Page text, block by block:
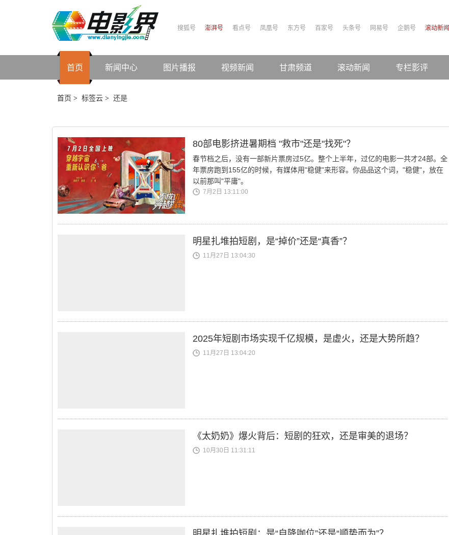
搜狐号 澎湃号 看点号 凤凰号 东方号 百家号 头条号 网易号 企鹅号 滚动新闻
首页 新闻中心 图片播报 视频新闻 甘肃频道 滚动新闻 专栏影评
首页 > 标签云 > 还是
80部电影挤进暑期档 "救市"还是"找死"？
春节档之后，没有一部新片票房过5亿。整个上半年，过亿的电影一共才24部。全
年票房跑到155亿的时候，有媒体用"稳健"来形容。你品品这个词，"稳健"，放在
以前那叫"平庸"。
7月2日 13:11:00
明星扎堆拍短剧，是“掉价”还是“真香”？
11月27日 13:04:30
2025年短剧市场实现千亿规模，是虚火，还是大势所趋？
11月27日 13:04:20
《太奶奶》爆火背后：短剧的狂欢，还是审美的退场？
10月30日 11:31:11